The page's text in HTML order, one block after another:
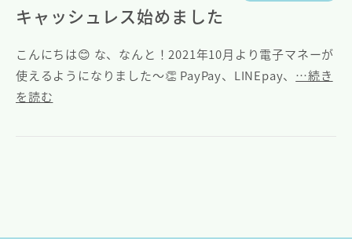
キャッシュレス始めました
こんにちは😊 な、なんと！2021年10月より電子マネーが
使えるようになりました〜👏 PayPay、LINEpay、 …続き
を読む